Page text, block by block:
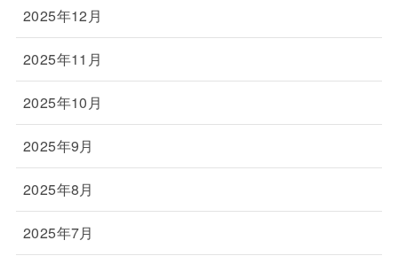
2025年12月
2025年11月
2025年10月
2025年9月
2025年8月
2025年7月